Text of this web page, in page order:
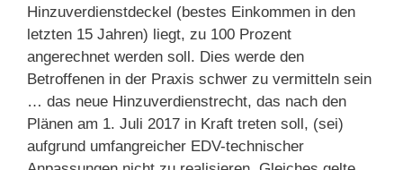
Hinzuverdienstdeckel (bestes Einkommen in den
letzten 15 Jahren) liegt, zu 100 Prozent
angerechnet werden soll. Dies werde den
Betroffenen in der Praxis schwer zu vermitteln sein
… das neue Hinzuverdienstrecht, das nach den
Plänen am 1. Juli 2017 in Kraft treten soll, (sei)
aufgrund umfangreicher EDV-technischer